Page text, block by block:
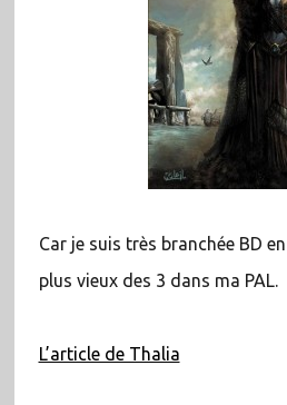
Car je suis très branchée BD
plus vieux des 3 dans ma PAL.
L’article de Thalia